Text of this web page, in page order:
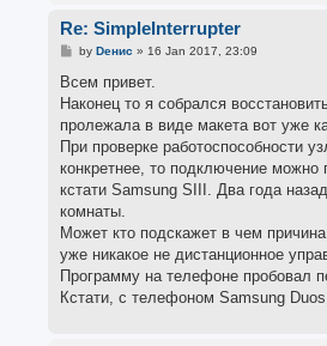
Re: SimpleInterrupter
P
s
by Dенис » 16 Jan 2017, 23:09
Всем привет.
Наконец то я собрался
пролежала в виде макета вот уже
При проверке работоспособности
конкретнее, то подключение
кстати Samsung SIII. Два года
комнаты.
Может кто подскажет в чем
уже никакое не дистанционное
Программу на телефоне пробовал
Кстати, с телефоном Samsung